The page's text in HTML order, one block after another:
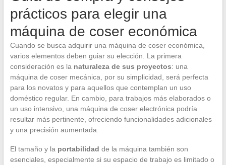
prácticos para elegir una
máquina de coser económica
Cuando se busca adquirir una máquina de coser económica,
varios elementos deben guiar su elección. La primera
consideración es la naturaleza de sus proyectos: una
máquina de coser mecánica, por su simplicidad, será perfecta
para los novatos y para aquellos que contemplan un uso
doméstico regular. En cambio, para trabajos más elaborados o
un uso intensivo, una máquina de coser electrónica podría
resultar más pertinente, ofreciendo funcionalidades adicionales
y una precisión aumentada.
El tamaño y la portabilidad de la máquina también son
esenciales, especialmente si su espacio de trabajo es limitado o